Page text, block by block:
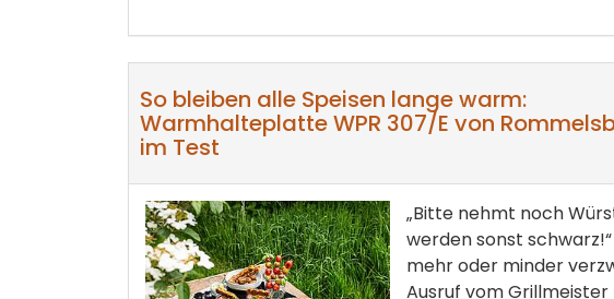
So bleiben alle Speisen lange warm:
Warmhalteplatte WPR 307/E von
im Test
„Bitte nehmt noch
werden sonst
mehr oder minder
Ausruf vom